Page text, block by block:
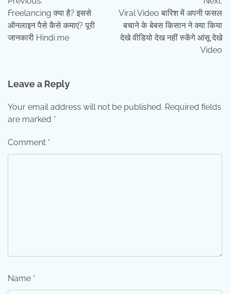
navigation
Freelancing क्या है? इससे
ऑनलाइन पैसे कैसे कमाएं? पूरी
जानकारी Hindi me
Viral Video बारिश में अपनी फसल
बचाने के बेबस किसान ने क्या किया
देखे वीडियो देख नहीं रुकेंगे आंसू देखे
Video
Leave a Reply
Your email address will not be published. Required fields
are marked *
Comment *
Name *